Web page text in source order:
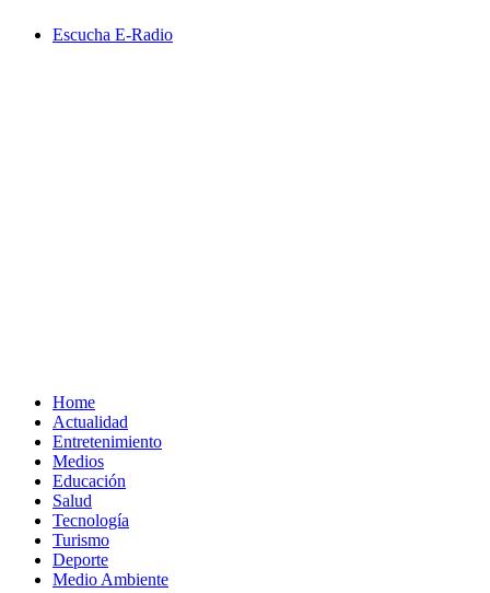
Escucha E-Radio
Home
Actualidad
Entretenimiento
Medios
Educación
Salud
Tecnología
Turismo
Deporte
Medio Ambiente